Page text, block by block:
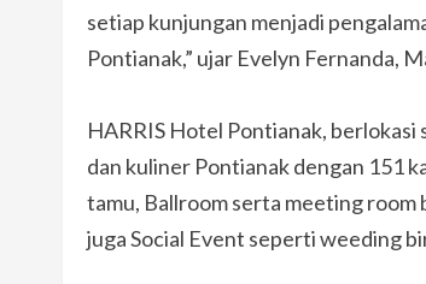
setiap kunjungan menjadi
Pontianak,” ujar Evelyn Fernanda,
HARRIS Hotel Pontianak, berlokasi
dan kuliner Pontianak dengan 151
tamu, Ballroom serta meeting room
juga Social Event seperti weeding